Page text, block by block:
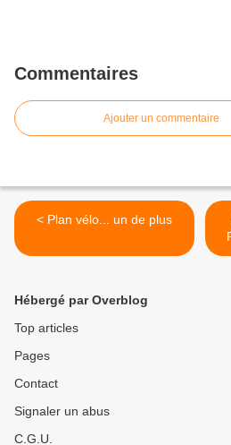
Commentaires
Ajouter un commentaire
< Plan vélo... un de plus
Hébergé par Overblog
Top articles
Pages
Contact
Signaler un abus
C.G.U.